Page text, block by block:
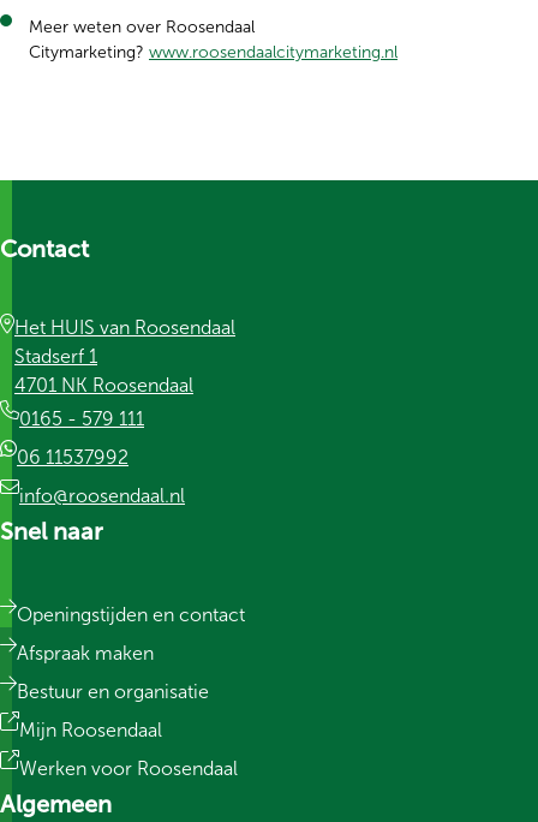
Meer weten over Roosendaal
Citymarketing? www.roosendaalcitymarketing.nl
Contact
Het HUIS van Roosendaal
Stadserf 1
4701 NK Roosendaal
0165 - 579 111
06 11537992
info@roosendaal.nl
Snel naar
Openingstijden en contact
Afspraak maken
Bestuur en organisatie
Mijn Roosendaal
Werken voor Roosendaal
Algemeen